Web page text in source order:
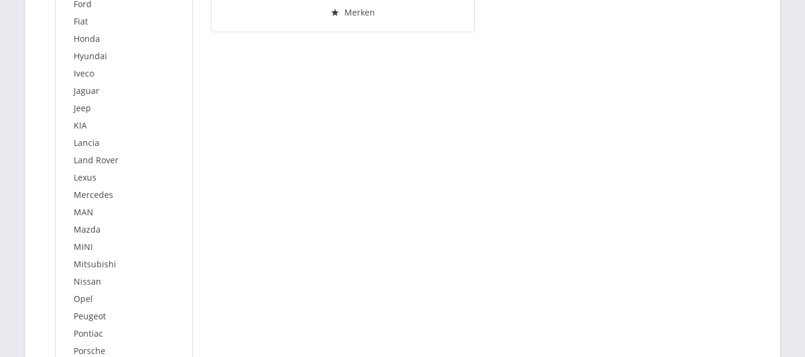
Ford
Fiat
Honda
Hyundai
Iveco
Jaguar
Jeep
KIA
Lancia
Land Rover
Lexus
Mercedes
MAN
Mazda
MINI
Mitsubishi
Nissan
Opel
Peugeot
Pontiac
Porsche
einsehen....
Merken